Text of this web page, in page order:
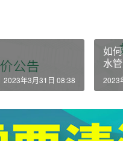
2023年3月31日 08:38
如
水
2023